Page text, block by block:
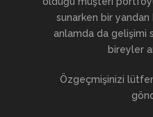
sunarken bir
anlamda da gelişimi
bireyler
Özgeçmişinizi